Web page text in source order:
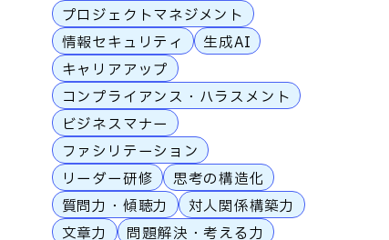
プロジェクトマネジメント
情報セキュリティ
生成AI
キャリアアップ
コンプライアンス・ハラスメント
ビジネスマナー
ファシリテーション
リーダー研修
思考の構造化
質問力・傾聴力
対人関係構築力
文章力
問題解決・考える力